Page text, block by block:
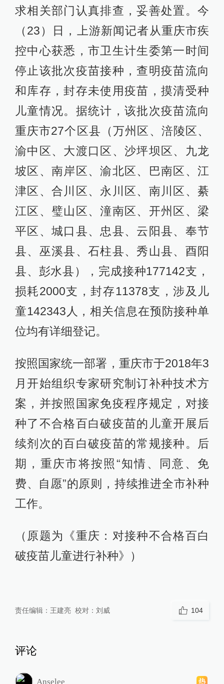
求相关部门认真排查，妥善处置。今
（23）日，上游新闻记者从重庆市疾
控中心获悉，市卫生计生委第一时间
停止该批次疫苗接种，查明疫苗流向
和库存，封存未使用疫苗，摸清受种
儿童情况。据统计，该批次疫苗流向
重庆市27个区县（万州区、涪陵区、
渝中区、大渡口区、沙坪坝区、九龙
坡区、南岸区、渝北区、巴南区、江
津区、合川区、永川区、南川区、綦
江区、璧山区、潼南区、开州区、梁
平区、城口县、忠县、云阳县、奉节
县、巫溪县、石柱县、秀山县、酉阳
县、彭水县），完成接种177142支，
损耗2000支，封存11378支，涉及儿
童142343人，相关信息在预防接种单
位均有详细登记。
按照国家统一部署，重庆市于2018年3
月开始组织专家研究制订补种技术方
案，并按照国家免疫程序规定，对接
种了不合格百白破疫苗的儿童开展后
续剂次的百白破疫苗的常规接种。后
期，重庆市将按照“知情、同意、免
费、自愿”的原则，持续推进全市补种
工作。
（原题为《重庆：对接种不合格百白
破疫苗儿童进行补种》）
责任编辑： 王建亮 校对： 刘威 104
评论
Anselee